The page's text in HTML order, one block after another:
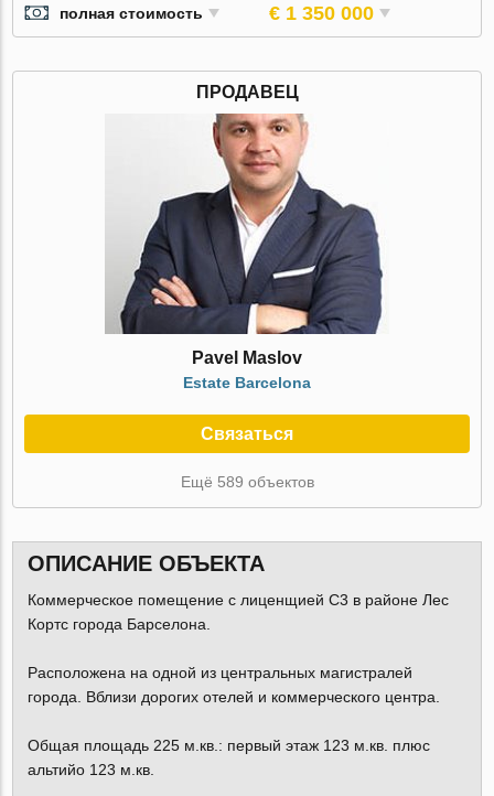
полная стоимость € 1 350 000
ПРОДАВЕЦ
Pavel Maslov
Estate Barcelona
Связаться
Ещё 589 объектов
ОПИСАНИЕ ОБЪЕКТА
Коммерческое помещение с лиценщией С3 в районе Лес
Кортс города Барселона.
Расположена на одной из центральных магистралей
города. Вблизи дорогих отелей и коммерческого центра.
Общая площадь 225 м.кв.: первый этаж 123 м.кв. плюс
альтийо 123 м.кв.